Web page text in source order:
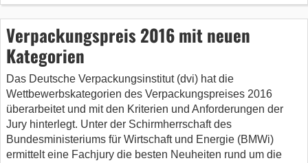
Verpackungspreis 2016 mit neuen
Kategorien
Das Deutsche Verpackungsinstitut (dvi) hat die
Wettbewerbskategorien des Verpackungspreises 2016
überarbeitet und mit den Kriterien und Anforderungen der
Jury hinterlegt. Unter der Schirmherrschaft des
Bundesministeriums für Wirtschaft und Energie (BMWi)
ermittelt eine Fachjury die besten Neuheiten rund um die